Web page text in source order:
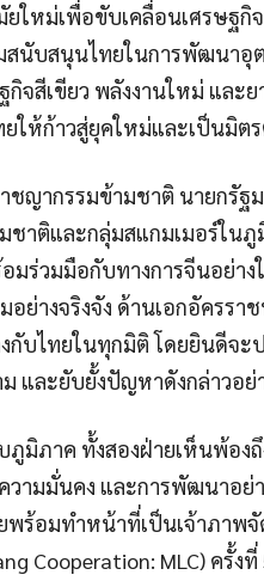
ใหม่เพื่อขับเคลื่อนเศรษฐกิ
นับสนุนไทยในการพัฒนาอุ
กิจสีเขียว พลังงานใหม่ แล
ยให้ก้าวสู่ยุคใหม่และเป็นมิต
ชญากรรมข้ามชาติ นายกรัฐ
ชาติและกลุ่มสแกมเมอร์ใน
ร่วมมือกับทางการจีนอย่าง
ย่างจริงจัง ด้านเอกอัครร
กับไทยในทุกมิติ โดยยินดีจะ
และยับยั้งปัญหาดังกล่าวอ
มิภาค ทั้งสองฝ่ายเห็นพ้อง
วามมั่นคง และการพัฒนาอ
พร้อมทำหน้าที่เป็นเจ้าภาพ
Cooperation: MLC) ครั้